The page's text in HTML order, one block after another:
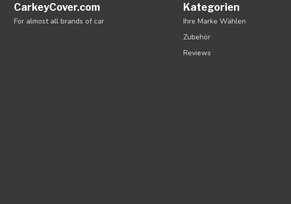
CarkeyCover.com
For almost all brands of car
Kategorien
Ihre Marke Wählen
Zubehör
Reviews